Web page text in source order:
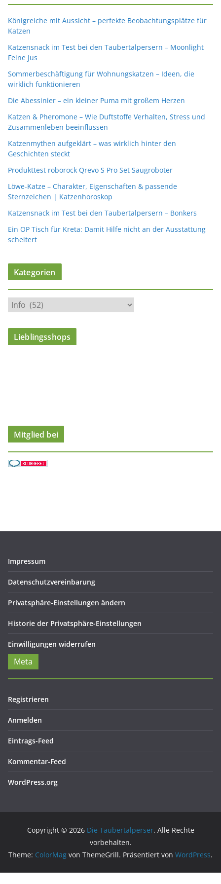
Königreiche mit Aussicht – perfekte Beobachtungsplätze für
Katzen
Katzensnack im Test bei den Taubertalpersern – Moonlight
Feine Jus
Sommerbeschäftigung für Wohnungskatzen – Ideen, die
wirklich funktionieren
Die Abessinier – ein kleiner Puma mit großem Herzen
Katzen & Pheromone – Wie Duftstoffe Verhalten, Stress und
Zusammenleben beeinflussen
Katzenmythen aufgeklärt – was wirklich hinter den
Geschichten steckt
Produkttest roborock Qrevo S Pro Set Saugroboter
Löwe-Katze – Charakter, Eigenschaften & passende
Sternzeichen | Katzenhoroskop
Katzensnack im Test bei den Taubertalpersern – Bonkers
Ein OP Tisch für Kreta: Damit Hilfe nicht an der Ausstattung
scheitert
Kategorien
a
t
Lieblingsshops
Mitglied bei
Impressum
Datenschutzvereinbarung
Privatsphäre-Einstellungen ändern
Historie der Privatsphäre-Einstellungen
Einwilligungen widerrufen
Meta
Registrieren
Anmelden
Eintrags-Feed
Kommentar-Feed
WordPress.org
Copyright © 2026 Die Taubertalperser. Alle Rechte
vorbehalten.
Theme: ColorMag von ThemeGrill. Präsentiert von WordPress.